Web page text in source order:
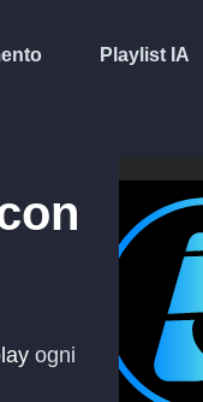
Playlist IA
ogni